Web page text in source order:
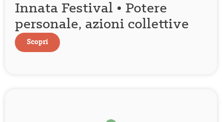
Innata Festival • Potere
personale, azioni collettive
Scopri